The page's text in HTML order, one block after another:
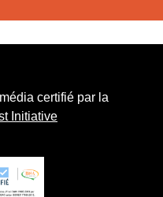
certifié par la
Initiative